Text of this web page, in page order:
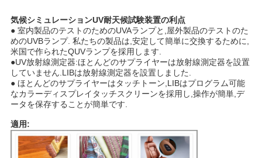
引
用
を
要
求
気候シミュレーションUV耐天候試験装置の利点
● 室内製品のテストのためのUVAランプと,屋外製品のテストのた
めのUVBランプ. 私たちの製品は,安定して簡単に交換するために,
米国で作られたQUVランプを採用します.
●UV放射線測定器:ほとんどのサプライヤーは放射線測定器を設置
していません.LIBは放射線測定器を設置しました.
● ほとんどのサプライヤーはタッチトーン,LIBはプログラム可能
なカラーディスプレイタッチスクリーンを採用し,操作が簡単,デ
ータを保存することが簡単です.
適用: